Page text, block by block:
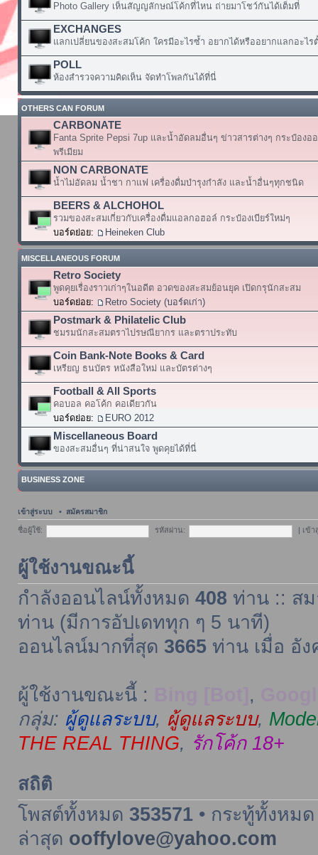
Photo Gallery เห็นสัญญลักษณ์โค้กที่ไหน ถ่ายมาโชว์กันได้เต็มที่
EXCHANGES
แลกเปลี่ยนของสะสมโค้ก ใครมีอะไรซ้ำ อยากได้หรืออยากแลกอะไร
POLL
ห้องสำรวจความคิดเห็น จัดทำโพลกันได้ที่นี่
OTHERS CAN FORUM
CARBONATE
Fanta Sprite Pepsi 7up และน้ำอัดลมอื่นๆ ข่าวสารต่างๆ กระป๋องอ
พรีเมียม
NON CARBONATE
น้ำไม่อัดลม น้ำชา กาแฟ เครื่องดื่มบำรุงกำลัง และน้ำอื่นๆทุกชนิด
BEERS & ALCHOHOL
รวมของสะสมเกี่ยวกับเครื่องดื่มแอลกอฮอล์ กระป๋องเบียร์ใหม่ๆ
บอร์ดย่อย:
Heineken Club
MISCELLANEOUS FORUM
Retro Society
พูดคุยเรื่องราวเก่าๆในอดีต อวดของสะสมย้อนยุค เปิดกรุนักสะสม
บอร์ดย่อย:
Retro Society (บอร์ดเก่า)
Postmark & Philatelic Club
ชมรมนักสะสมตราไปรษณียากร และตราประทับ
Coin Bank-Note Books & Card
เหรียญ ธนบัตร หนังสือใหม่ และบัตรต่างๆ
Football & All Sports
คอบอล คอโค้ก คอเดียวกัน
บอร์ดย่อย:
EURO 2012
Miscellaneous Board
ของสะสมอื่นๆ ที่น่าสนใจ พูดคุยได้ที่นี่
BUSINESS ZONE
เข้าสู่ระบบ • สมัครสมาชิก
ชื่อผู้ใช้: รหัสผ่าน: เข้
ผู้ใช้งานขณะนี้
กำลังออนไลน์ทั้งหมด 408 ท่าน :: ส
ท่าน (มีการอัปเดททุก ๆ 5 นาที)
ออนไลน์มากที่สุด 3665ท่าน เมื่อ อัง
ผู้ใช้งานขณะนี้ : ,
กลุ่ม: ผู้ดูแลระบบ, ผู้ดูแลระบบ,
THE REAL THING, รักโค้ก 18+
สถิติ
โพสต์ทั้งหมด 353571• กระทู้ทั้งหม
ล่าสุด ooffylove@yahoo.com